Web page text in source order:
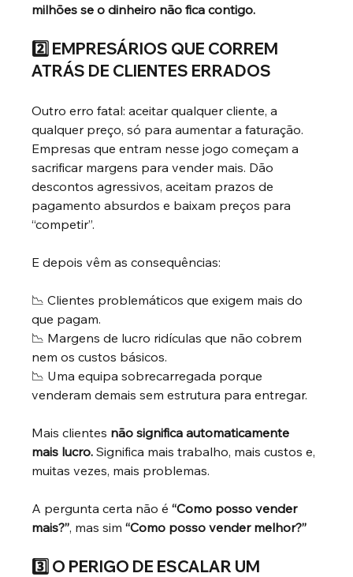
milhões se o dinheiro não fica contigo.
2️⃣ EMPRESÁRIOS QUE CORREM
ATRÁS DE CLIENTES ERRADOS
Outro erro fatal: aceitar qualquer cliente, a
qualquer preço, só para aumentar a faturação.
Empresas que entram nesse jogo começam a
sacrificar margens para vender mais. Dão
descontos agressivos, aceitam prazos de
pagamento absurdos e baixam preços para
“competir”.
E depois vêm as consequências:
📉 Clientes problemáticos que exigem mais do
que pagam.
📉 Margens de lucro ridículas que não cobrem
nem os custos básicos.
📉 Uma equipa sobrecarregada porque
venderam demais sem estrutura para entregar.
Mais clientes não significa automaticamente
mais lucro. Significa mais trabalho, mais custos e,
muitas vezes, mais problemas.
A pergunta certa não é “Como posso vender
mais?”, mas sim “Como posso vender melhor?”
3️⃣ O PERIGO DE ESCALAR UM